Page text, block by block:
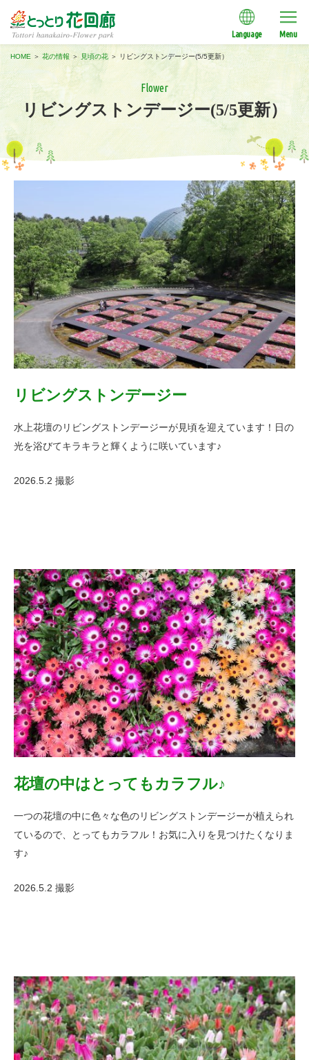
Language Menu
HOME ＞花の情報 ＞ 見頃の花 ＞ リビングストンデージー(5/5更新）
Flower
リビングストンデージー(5/5更新）
リビングストンデージー
水上花壇のリビングストンデージーが見頃を迎えています！日の
光を浴びてキラキラと輝くように咲いています♪
2026.5.2 撮影
花壇の中はとってもカラフル♪
一つの花壇の中に色々な色のリビングストンデージーが植えられ
ているので、とってもカラフル！お気に入りを見つけたくなりま
す♪
2026.5.2 撮影